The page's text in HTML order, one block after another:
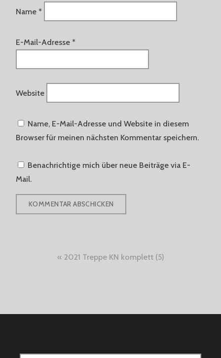
Name *
E-Mail-Adresse *
Website
Name, E-Mail-Adresse und Website in diesem
Browser für meinen nächsten Kommentar speichern.
Benachrichtige mich über neue Beiträge via E-
Mail.
Beitragsnavigation
2021 Treppe KN komplett (5)